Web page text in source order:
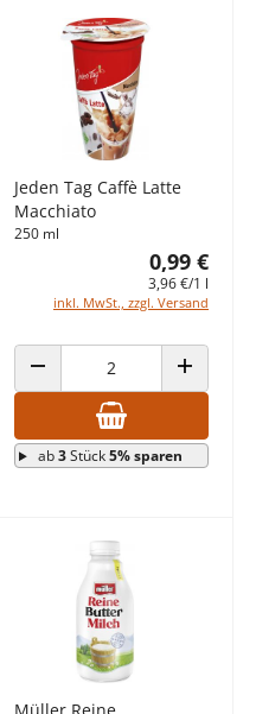
Jeden Tag Caffè Latte
Macchiato
250 ml
0,99 €
3,96 €/1 l
inkl. MwSt., zzgl. Versand
ANZAHL VERRINGERN ANZAHL
ab3Stück5% sparen